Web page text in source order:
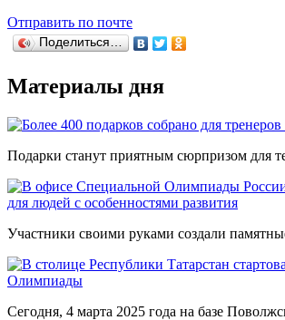
Отправить по почте
Поделиться…
Материалы дня
Подарки станут приятным сюрпризом для
для людей с особенностями развития
Участники своими руками создали
Олимпиады
Сегодня, 4 марта 2025 года на базе